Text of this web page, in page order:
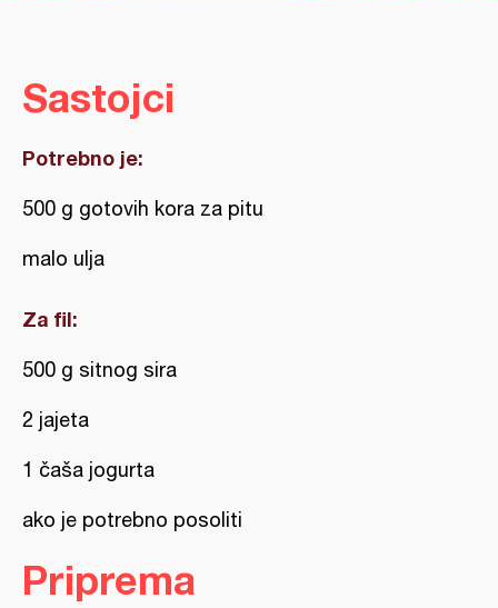
Sastojci
Potrebno je:
500 g gotovih kora za pitu
malo ulja
Za fil:
500 g sitnog sira
2 jajeta
1 čaša jogurta
ako je potrebno posoliti
Priprema